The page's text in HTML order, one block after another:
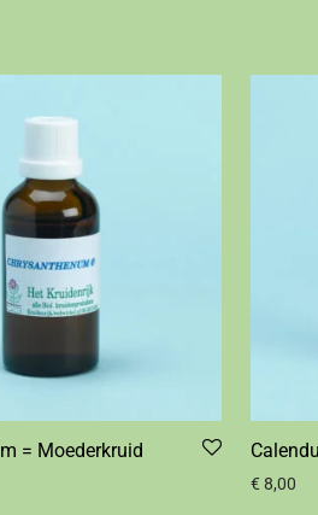
= Moederkruid
€ 8,00